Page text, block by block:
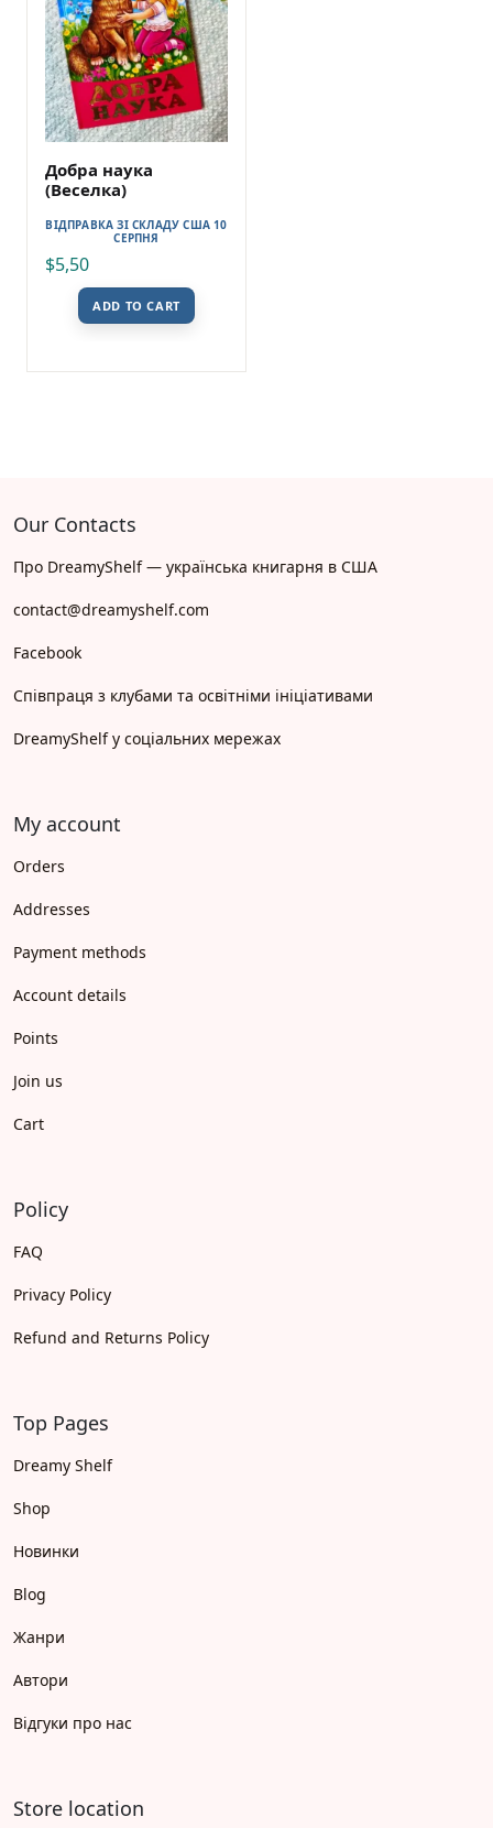
Добра наука
(Веселка)
ВІДПРАВКА ЗІ СКЛАДУ США 10
СЕРПНЯ
$5,50
ADD TO CART
Our Contacts
Про DreamyShelf — українська книгарня в США
contact@dreamyshelf.com
Facebook
Співпраця з клубами та освітніми ініціативами
DreamyShelf у соціальних мережах
My account
Orders
Addresses
Payment methods
Account details
Points
Join us
Cart
Policy
FAQ
Privacy Policy
Refund and Returns Policy
Top Pages
Dreamy Shelf
Shop
Новинки
Blog
Жанри
Автори
Відгуки про нас
Store location